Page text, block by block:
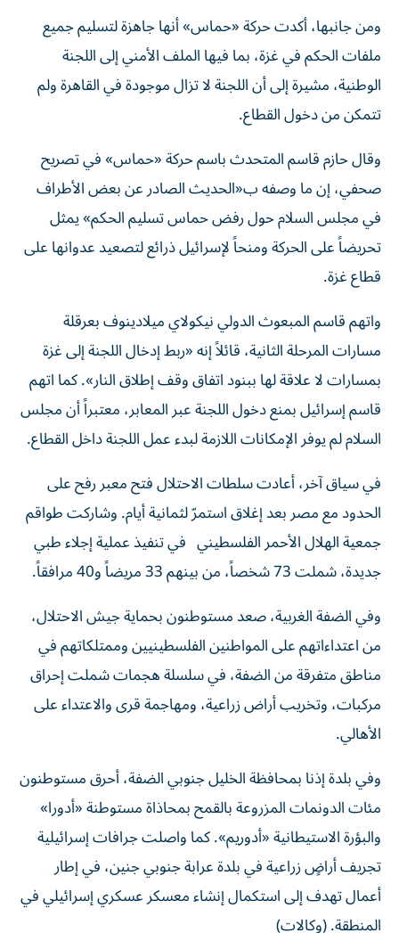
ومن جانبها، أكدت حركة «حماس» أنها جاهزة لتسليم جميع
ملفات الحكم في غزة، بما فيها الملف الأمني إلى اللجنة
الوطنية، مشيرة إلى أن اللجنة لا تزال موجودة في القاهرة ولم
تتمكن من دخول القطاع.
وقال حازم قاسم المتحدث باسم حركة «حماس» في تصريح
صحفي، إن ما وصفه ب«الحديث الصادر عن بعض الأطراف
في مجلس السلام حول رفض حماس تسليم الحكم» يمثل
تحريضاً على الحركة ومنحاً لإسرائيل ذرائع لتصعيد عدوانها على
قطاع غزة.
واتهم قاسم المبعوث الدولي نيكولاي ميلادينوف بعرقلة
مسارات المرحلة الثانية، قائلاً إنه «ربط إدخال اللجنة إلى غزة
بمسارات لا علاقة لها ببنود اتفاق وقف إطلاق النار». كما اتهم
قاسم إسرائيل بمنع دخول اللجنة عبر المعابر، معتبراً أن مجلس
السلام لم يوفر الإمكانات اللازمة لبدء عمل اللجنة داخل القطاع.
في سياق آخر، أعادت سلطات الاحتلال فتح معبر رفح على
الحدود مع مصر بعد إغلاق استمرّ لثمانية أيام. وشاركت طواقم
جمعية الهلال الأحمر الفلسطيني في تنفيذ عملية إجلاء طبي
جديدة، شملت 73 شخصاً، من بينهم 33 مريضاً و40 مرافقاً.
وفي الضفة الغربية، صعد مستوطنون بحماية جيش الاحتلال،
من اعتداءاتهم على المواطنين الفلسطينيين وممتلكاتهم في
مناطق متفرقة من الضفة، في سلسلة هجمات شملت إحراق
مركبات، وتخريب أراض زراعية، ومهاجمة قرى والاعتداء على
الأهالي.
وفي بلدة إذنا بمحافظة الخليل جنوبي الضفة، أحرق مستوطنون
مئات الدونمات المزروعة بالقمح بمحاذاة مستوطنة «أدورا»
والبؤرة الاستيطانية «أدوريم». كما واصلت جرافات إسرائيلية
تجريف أراضٍ زراعية في بلدة عرابة جنوبي جنين، في إطار
أعمال تهدف إلى استكمال إنشاء معسكر عسكري إسرائيلي في
المنطقة. (وكالات)